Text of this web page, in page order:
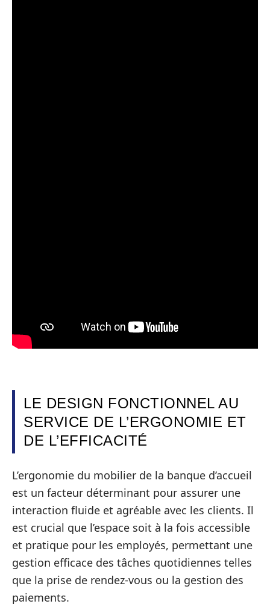
LE DESIGN FONCTIONNEL AU
SERVICE DE L’ERGONOMIE ET
DE L’EFFICACITÉ
L’ergonomie du mobilier de la banque d’accueil
est un facteur déterminant pour assurer une
interaction fluide et agréable avec les clients. Il
est crucial que l’espace soit à la fois accessible
et pratique pour les employés, permettant une
gestion efficace des tâches quotidiennes telles
que la prise de rendez-vous ou la gestion des
paiements.